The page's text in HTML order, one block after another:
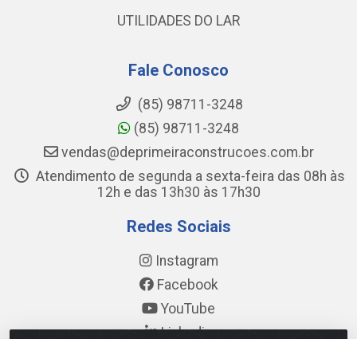
UTILIDADES DO LAR
Fale Conosco
(85) 98711-3248
(85) 98711-3248
vendas@deprimeiraconstrucoes.com.br
Atendimento de segunda a sexta-feira das 08h às
12h e das 13h30 às 17h30
Redes Sociais
Instagram
Facebook
YouTube
Linkedin